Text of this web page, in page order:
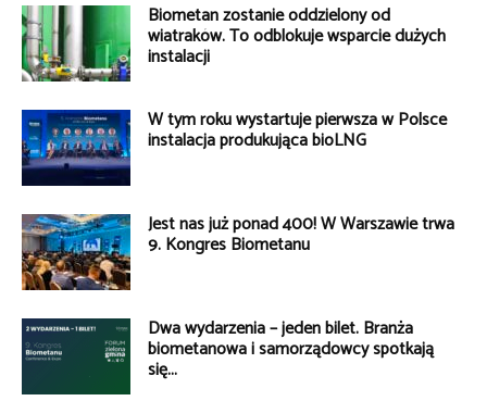
Biometan zostanie oddzielony od
wiatraków. To odblokuje wsparcie dużych
instalacji
W tym roku wystartuje pierwsza w Polsce
instalacja produkująca bioLNG
Jest nas już ponad 400! W Warszawie trwa
9. Kongres Biometanu
Dwa wydarzenia – jeden bilet. Branża
biometanowa i samorządowcy spotkają
się...